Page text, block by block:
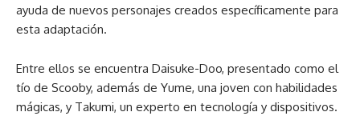
ayuda de nuevos personajes creados específicamente para
esta adaptación.
Entre ellos se encuentra Daisuke-Doo, presentado como el
tío de Scooby, además de Yume, una joven con habilidades
mágicas, y Takumi, un experto en tecnología y dispositivos.